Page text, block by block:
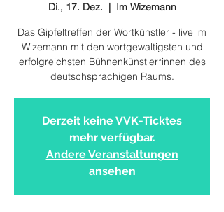
Di., 17. Dez.
  |
Im Wizemann
Das Gipfeltreffen der Wortkünstler - live im
Wizemann mit den wortgewaltigsten und
erfolgreichsten Bühnenkünstler*innen des
deutschsprachigen Raums.
Derzeit keine VVK-Ticktes
mehr verfügbar.
Andere Veranstaltungen
ansehen